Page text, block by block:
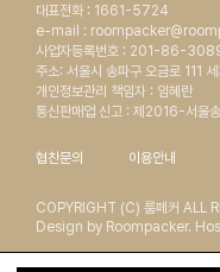
대표전화 : 1661-5724
e-mail :
사업자등록번호 : 201-86-
주소: 서울시 송파구 오금로 111
개인정보관리 책임자 : 임혜란
통신판매업 신고 : 제2016-서울
협찬문의 이용안내
COPYRIGHT (C) 룸페커 ALL
Design by Roompacker.